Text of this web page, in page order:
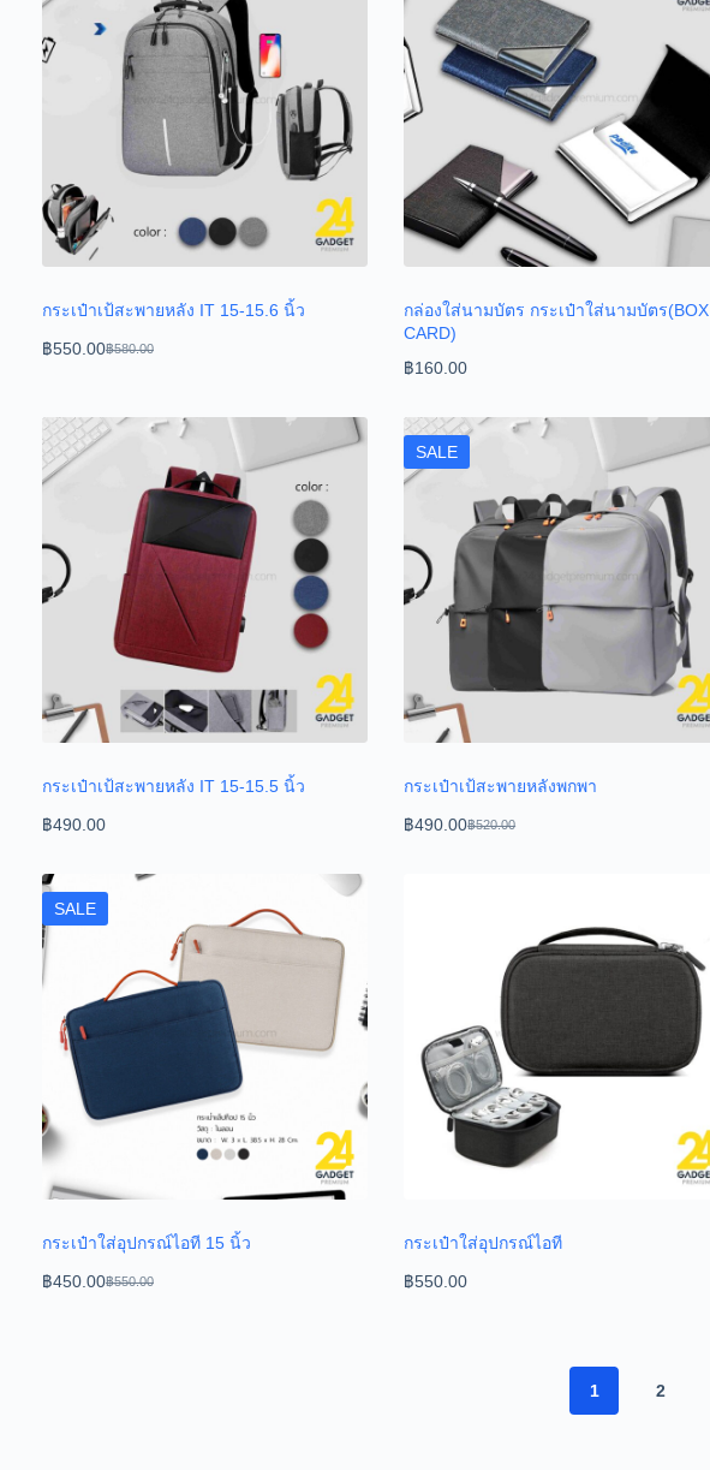
กระเป๋าเป้สะพายหลัง IT 15-15.6 นิ้ว
฿580.00
฿550.00
กล่องใส่นามบัตร กระเป๋าใส่นามบัตร(BOX
CARD)
฿160.00
กระเป๋าเป้สะพายหลัง IT 15-15.5 นิ้ว
฿490.00
SALE
กระเป๋าเป้สะพายหลังพกพา
฿520.00
฿490.00
SALE
กระเป๋าใส่อุปกรณ์ไอที 15 นิ้ว
฿550.00
฿450.00
กระเป๋าใส่อุปกรณ์ไอที
฿550.00
1 2